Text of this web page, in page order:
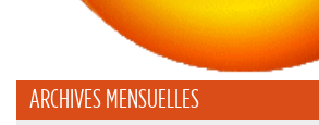
ARCHIVES MENSUELLES